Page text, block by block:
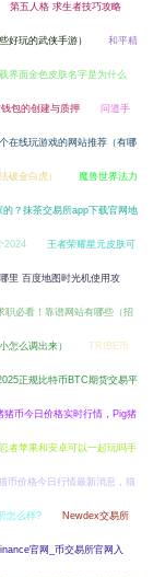
第五人格 求生者技巧攻略
好玩的武侠手游） 和平精
界面金色皮肤名字是为什么
包的创建与质押 问道手
在线玩游戏的网站推荐（有哪
破金白虎） 魔兽世界法力
？抹茶交易所app下载官网地
2024 王者荣耀星元皮肤可
里 百度地图时光机使用攻
职必看！靠谱网站有哪些（招
怎么调出来） TRIBE币
正规比特币BTC期货交易平
猪币今日价格实时行情，Pig猪
者苹果和安卓可以一起玩吗手
币价格今日行情最新消息，猫
怎么样? Newdex交易所
官网_币交易所官网入